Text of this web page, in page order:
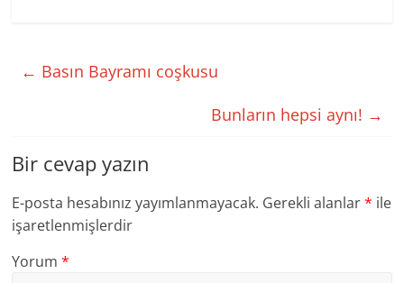
← Basın Bayramı coşkusu
Bunların hepsi aynı! →
Bir cevap yazın
E-posta hesabınız yayımlanmayacak. Gerekli alanlar* ile
işaretlenmişlerdir
Yorum*